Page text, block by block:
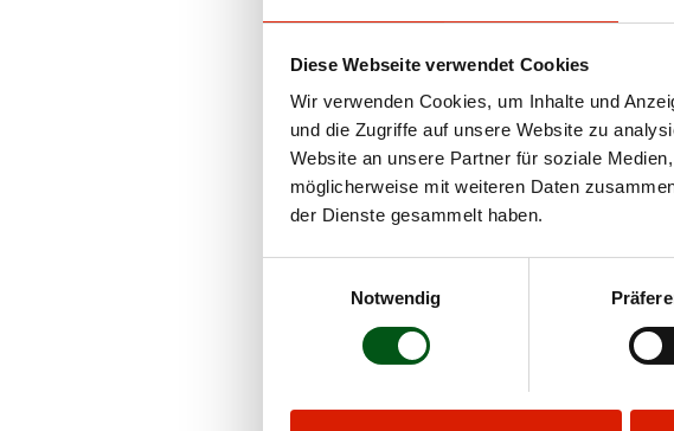
Diese Webseite verwendet Cookies
Wir verwenden Cookies, um Inhalte und
und die Zugriffe auf unsere Website zu
Website an unsere Partner für soziale
möglicherweise mit weiteren Daten
der Dienste gesammelt haben.
Notwendig